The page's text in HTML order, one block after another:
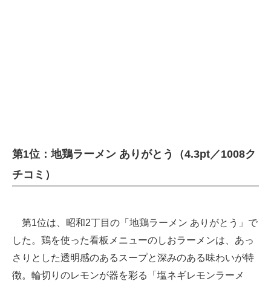
第1位：地鶏ラーメン ありがとう（4.3pt／1008ク
チコミ）
第1位は、昭和2丁目の「地鶏ラーメン ありがとう」で
した。鶏を使った看板メニューのしおラーメンは、あっ
さりとした透明感のあるスープと深みのある味わいが特
徴。輪切りのレモンが器を彩る「塩ネギレモンラーメ